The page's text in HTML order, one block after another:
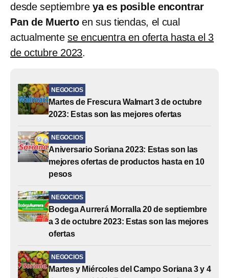
desde septiembre ya es posible encontrar
Pan de Muertoen sus tiendas, el cual
actualmentese encuentra en oferta hasta el 3
de octubre 2023.
NEGOCIOS
Martes de Frescura Walmart 3 de octubre
2023: Estas son las mejores ofertas
NEGOCIOS
Aniversario Soriana 2023: Estas son las
mejores ofertas de productos hasta en 10
pesos
NEGOCIOS
Bodega Aurrerá Morralla 20 de septiembre
a 3 de octubre 2023: Estas son las mejores
ofertas
NEGOCIOS
Martes y Miércoles del Campo Soriana 3 y 4